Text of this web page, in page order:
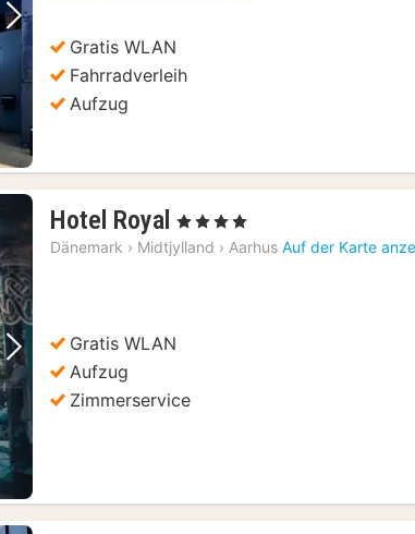
Nächstes Bild
Gratis WLAN
Fahrradverleih
Aufzug
Nächstes Bild
Hotel Royal 1
Nacht
, 4 Sterne
Dänemark › Midtjylland › Aarhus Auf der Karte
Gratis WLAN
Aufzug
Zimmerservice